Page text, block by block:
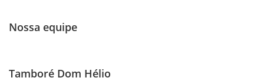
Nossa equipe
Tamboré Dom Hélio